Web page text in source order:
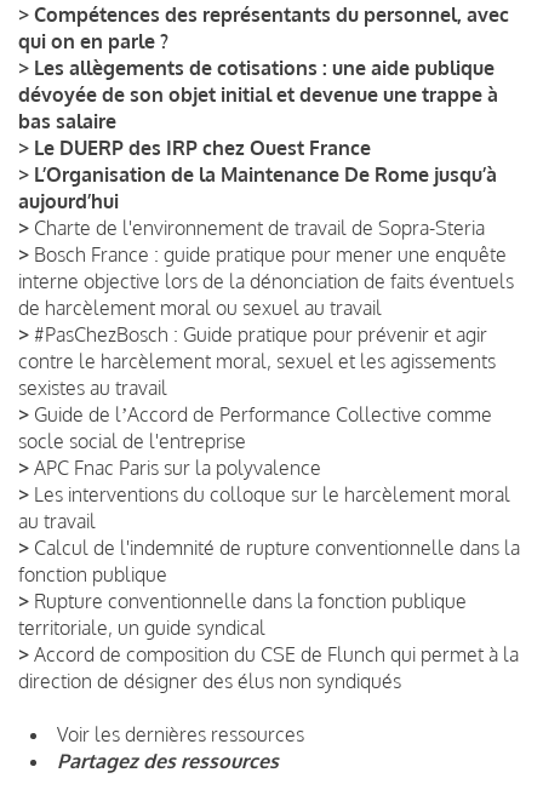
> Compétences des représentants du personnel, avec
qui on en parle ?
> Les allègements de cotisations : une aide publique
dévoyée de son objet initial et devenue une trappe à
bas salaire
> Le DUERP des IRP chez Ouest France
> L’Organisation de la Maintenance De Rome jusqu’à
aujourd’hui
> Charte de l'environnement de travail de Sopra-Steria
> Bosch France : guide pratique pour mener une enquête
interne objective lors de la dénonciation de faits éventuels
de harcèlement moral ou sexuel au travail
> #PasChezBosch : Guide pratique pour prévenir et agir
contre le harcèlement moral, sexuel et les agissements
sexistes au travail
> Guide de lʼAccord de Performance Collective comme
socle social de l'entreprise
> APC Fnac Paris sur la polyvalence
> Les interventions du colloque sur le harcèlement moral
au travail
> Calcul de l'indemnité de rupture conventionnelle dans la
fonction publique
> Rupture conventionnelle dans la fonction publique
territoriale, un guide syndical
> Accord de composition du CSE de Flunch qui permet à la
direction de désigner des élus non syndiqués
Voir les dernières ressources
Partagez des ressources